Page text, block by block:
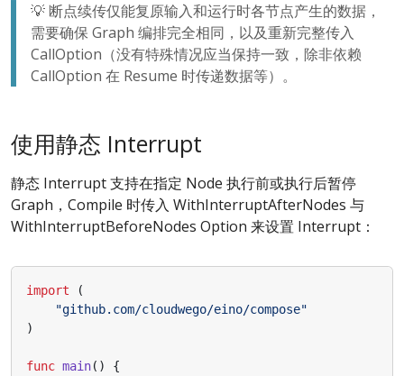
💡 断点续传仅能复原输入和运行时各节点产生的数据，
需要确保 Graph 编排完全相同，以及重新完整传入
CallOption（没有特殊情况应当保持一致，除非依赖
CallOption 在 Resume 时传递数据等）。
使用静态 Interrupt
静态 Interrupt 支持在指定 Node 执行前或执行后暂停
Graph，Compile 时传入 WithInterruptAfterNodes 与
WithInterruptBeforeNodes Option 来设置 Interrupt：
import
(
"github.com/cloudwego/eino/compose"
)
func main()
{